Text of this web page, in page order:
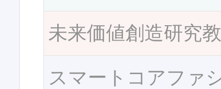
未来価値創造研究
スマートコアファ